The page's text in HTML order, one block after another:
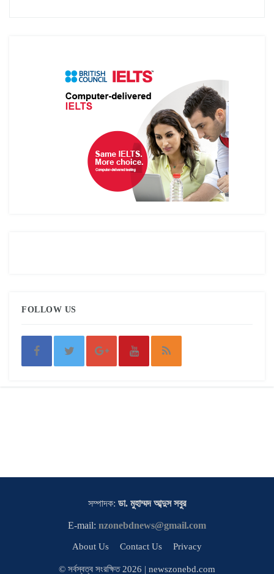
FOLLOW US
সম্পাদক: ডা. মুহাম্মদ আব্দুস সবুর
E-mail: nzonebdnews@gmail.com
About Us Contact Us Privacy
© সর্বস্বত্ব সংরক্ষিত 2026 | newszonebd.com